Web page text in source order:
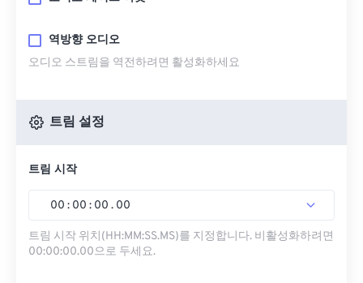
역방향 오디오
오디오 스트림을 역전하려면 활성화하세요
트림 설정
트림 시작
00 : 00 : 00 . 00
트림 시작 위치(HH:MM:SS.MS)를 지정합니다. 비활성화하려면
00:00:00.00으로 두세요.